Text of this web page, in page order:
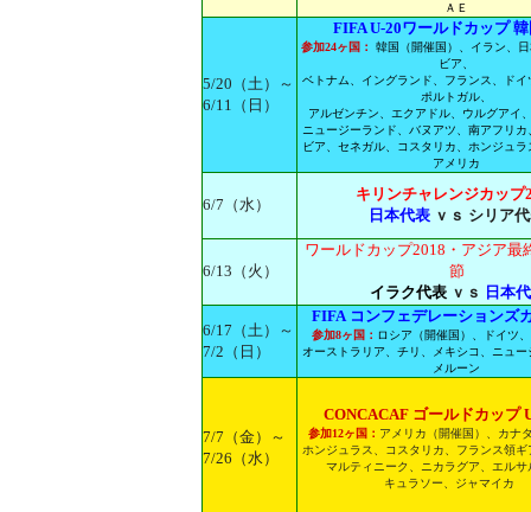
ＡＥ
5/20（土）～
6/11（日）
FIFA U-20ワールドカップ
参加24ヶ国：
韓国（開催国）、イラン、
ビア、
ベトナム、イングランド、フランス、ドイ
ポルトガル、
アルゼンチン、エクアドル、ウルグアイ
ニュージーランド、バヌアツ、南アフリ
ビア、セネガル、コスタリカ、ホンジュ
アメリカ
6/7（水）
キリンチャレンジカップ
日本代表ｖｓ シリア
6/13（火）
ワールドカップ2018・アジア最
節
イラク代表 ｖｓ 日本
6/17（土）～
7/2（日）
FIFA コンフェデレーションズ
参加8ヶ国： ロシア（開催国）、ドイツ
オーストラリア、チリ、メキシコ、ニュ
メルーン
7/7（金）～
7/26（水）
CONCACAF ゴールドカップ
参加12ヶ国： アメリカ（開催国）、カナ
ホンジュラス、コスタリカ、フランス領
マルティニーク、ニカラグア、エルサ
キュラソー、ジャマイカ